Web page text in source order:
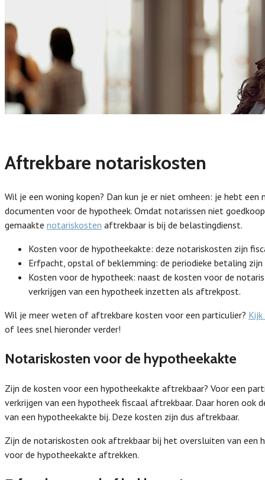
Aftrekbare notariskosten
Wil je een woning kopen? Dan kun je er niet omheen: je hebt
documenten voor de hypotheek. Omdat notarissen niet
gemaakte notariskosten aftrekbaar is bij de belastingdienst.
Kosten voor de hypotheekakte: deze notariskosten zijn
Erfpacht, opstal of beklemming: de periodieke betaling
Kosten voor de hypotheek: naast de kosten voor de
verkrijgen van een hypotheek inzetten als aftrekpost.
Wil je meer weten of aftrekbare kosten voor een particulier?
of lees snel hieronder verder!
Notariskosten voor de hypotheekakte
Zijn de kosten voor een hypotheekakte aftrekbaar? Voor een
verkrijgen van een hypotheek fiscaal aftrekbaar. Daar horen
van een hypotheekakte bij. Deze kosten zijn dus aftrekbaar.
Zijn de notariskosten ook aftrekbaar bij het oversluiten van een
voor de hypotheekakte aftrekken.